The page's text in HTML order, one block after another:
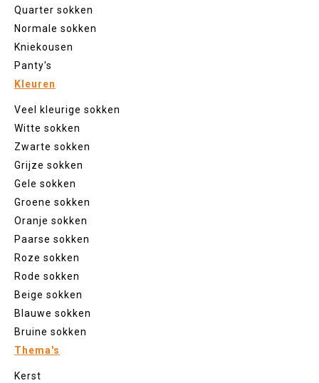
Quarter sokken
Normale sokken
Kniekousen
Panty's
Kleuren
Veel kleurige sokken
Witte sokken
Zwarte sokken
Grijze sokken
Gele sokken
Groene sokken
Oranje sokken
Paarse sokken
Roze sokken
Rode sokken
Beige sokken
Blauwe sokken
Bruine sokken
Thema's
Kerst